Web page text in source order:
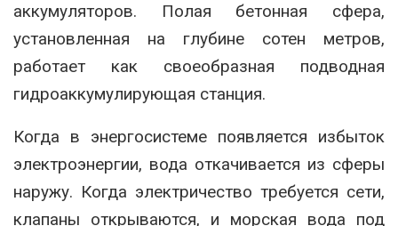
аккумуляторов. Полая бетонная сфера,
установленная на глубине сотен метров,
работает как своеобразная подводная
гидроаккумулирующая станция.
Когда в энергосистеме появляется избыток
электроэнергии, вода откачивается из сферы
наружу. Когда электричество требуется сети,
клапаны открываются, и морская вода под